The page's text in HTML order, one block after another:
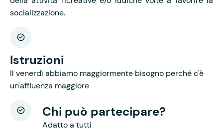
socializzazione.
Istruzioni
Il venerdì abbiamo maggiormente bisogno perché c'è
un'affluenza maggiore
Chi può partecipare?
Adatto a tutti